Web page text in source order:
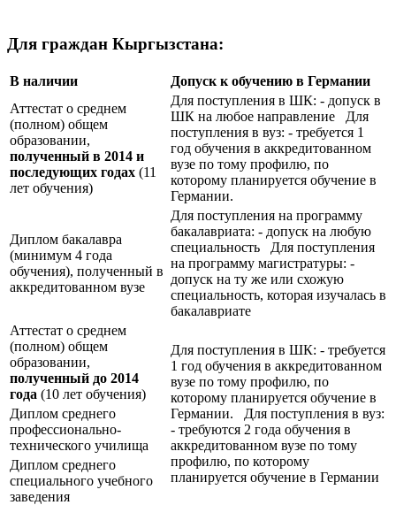
Для граждан Кыргызстана:
В наличии
Допуск к обучению в Германии
Аттестат о среднем
(полном) общем
образовании,
полученный в 2014 и
последующих годах (11
лет обучения)
Для поступления в ШК: - допуск в
ШК на любое направление Для
поступления в вуз: - требуется 1
год обучения в аккредитованном
вузе по тому профилю, по
которому планируется обучение в
Германии.
Диплом бакалавра
(минимум 4 года
обучения), полученный в
аккредитованном вузе
Для поступления на программу
бакалавриата: - допуск на любую
специальность Для поступления
на программу магистратуры: -
допуск на ту же или схожую
специальность, которая изучалась в
бакалавриате
Аттестат о среднем
(полном) общем
образовании,
полученный до 2014
года (10 лет обучения)
Для поступления в ШК: - требуется
1 год обучения в аккредитованном
вузе по тому профилю, по
которому планируется обучение в
Германии. Для поступления в вуз:
- требуются 2 года обучения в
аккредитованном вузе по тому
профилю, по которому
планируется обучение в Германии
Диплом среднего
профессионально-
технического училища
Диплом среднего
специального учебного
заведения